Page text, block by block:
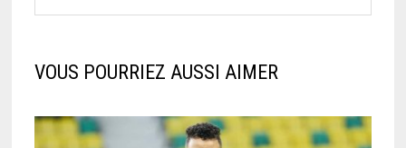
VOUS POURRIEZ AUSSI AIMER